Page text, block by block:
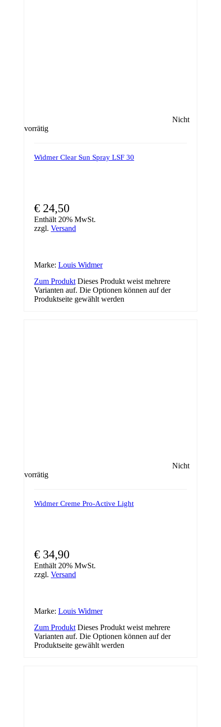
Nicht
vorrätig
Widmer Clear Sun Spray LSF 30
€ 24,50
Enthält 20% MwSt.
zzgl. Versand
Marke: Louis Widmer
Zum Produkt Dieses Produkt weist mehrere
Varianten auf. Die Optionen können auf der
Produktseite gewählt werden
Nicht
vorrätig
Widmer Creme Pro-Active Light
€ 34,90
Enthält 20% MwSt.
zzgl. Versand
Marke: Louis Widmer
Zum Produkt Dieses Produkt weist mehrere
Varianten auf. Die Optionen können auf der
Produktseite gewählt werden